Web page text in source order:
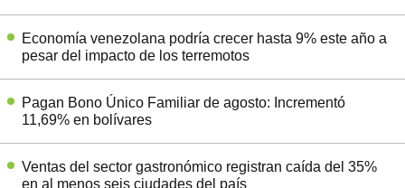
Economía venezolana podría crecer hasta 9% este año a
pesar del impacto de los terremotos
Pagan Bono Único Familiar de agosto: Incrementó
11,69% en bolívares
Ventas del sector gastronómico registran caída del 35%
en al menos seis ciudades del país